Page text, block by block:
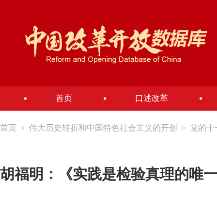
首页 口述改革
首页 > 伟大历史转折和中国特色社会主义的开创 > 党的十
胡福明：《实践是检验真理的唯